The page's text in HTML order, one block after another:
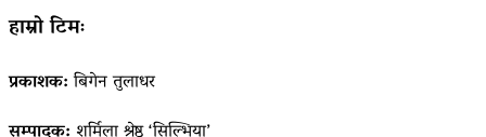
हाम्रो टिमः
प्रकाशक:बिगेन तुलाधर